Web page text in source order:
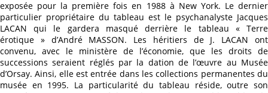
exposée pour la première fois en 1988 à New York. Le dernier
particulier propriétaire du tableau est le psychanalyste Jacques
LACAN qui le gardera masqué derrière le tableau « Terre
érotique » d’André MASSON. Les héritiers de J. LACAN ont
convenu, avec le ministère de l’économie, que les droits de
successions seraient réglés par la dation de l’œuvre au Musée
d’Orsay. Ainsi, elle est entrée dans les collections permanentes du
musée en 1995. La particularité du tableau réside, outre son